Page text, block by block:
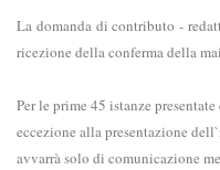
La domanda di contributo -
ricezione della conferma della
Per le prime 45 istanze
eccezione alla presentazione
avvarrà solo di comunicazione